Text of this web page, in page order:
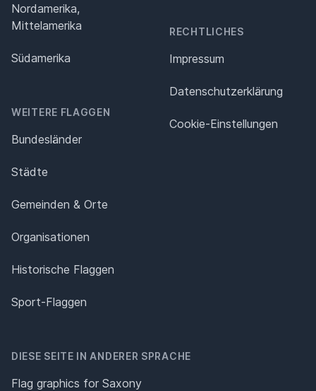
Nordamerika,
Mittelamerika
Südamerika
WEITERE FLAGGEN
Bundesländer
Städte
Gemeinden & Orte
Organisationen
Historische Flaggen
Sport-Flaggen
RECHTLICHES
Impressum
Datenschutz­erklärung
Cookie-Einstellungen
DIESE SEITE IN ANDERER SPRACHE
Flag graphics for Saxony